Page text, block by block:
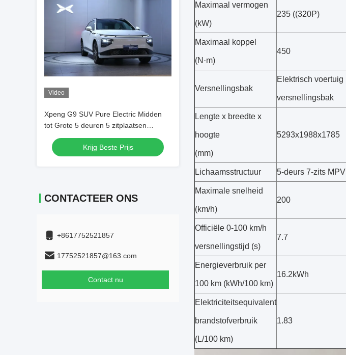
Video
Xpeng G9 SUV Pure Electric Midden
tot Grote 5 deuren 5 zitplaatsen
Electric Crossover Xiaopeng Electric
Car
Krijg Beste Prijs
CONTACTEER ONS
+8617752521857
17752521857@163.com
Contact nu
Maximaal vermogen
(kW)
235 ((320P)
Maximaal koppel
(N·m)
450
Versnellingsbak
Elektrisch voertuig
versnellingsbak
Lengte x breedte x
hoogte
(mm)
5293x1988x1785
Lichaamsstructuur 5-deurs 7-zits MPV
Maximale snelheid
(km/h)
200
Officiële 0-100 km/h
versnellingstijd (s)
7.7
Energieverbruik per
100 km (kWh/100 km)
16.2kWh
Elektriciteitsequivalent
brandstofverbruik
(L/100 km)
1.83